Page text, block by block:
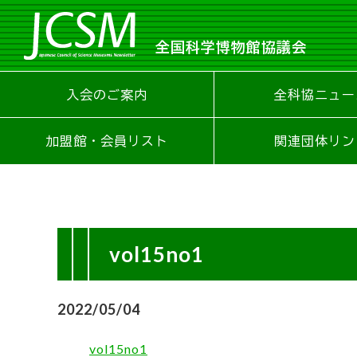
全国科学博物館協議会
入会のご案内 全科協ニュ
加盟館・会員リスト 関連団体リ
vol15no1
2022/05/04
vol15no1